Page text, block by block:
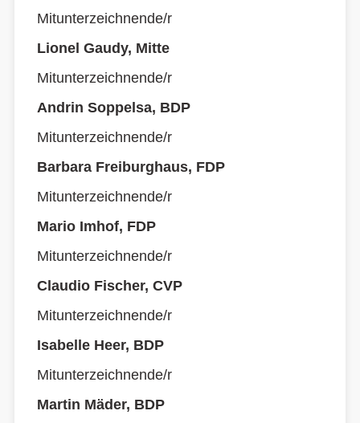
Mitunterzeichnende/r
Lionel Gaudy, Mitte
Mitunterzeichnende/r
Andrin Soppelsa, BDP
Mitunterzeichnende/r
Barbara Freiburghaus, FDP
Mitunterzeichnende/r
Mario Imhof, FDP
Mitunterzeichnende/r
Claudio Fischer, CVP
Mitunterzeichnende/r
Isabelle Heer, BDP
Mitunterzeichnende/r
Martin Mäder, BDP